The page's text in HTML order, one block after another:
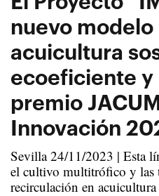
nuevo
acuicultura
ecoeficiente
premio
Innovación
Sevilla 24/11/2023 | Esta
el cultivo multitrófico y las
recirculación en acuicultura